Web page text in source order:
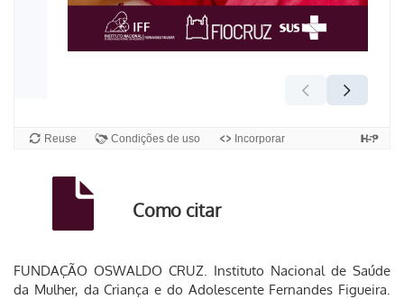
Como citar
FUNDAÇÃO OSWALDO CRUZ. Instituto Nacional de Saúde
da Mulher, da Criança e do Adolescente Fernandes Figueira.